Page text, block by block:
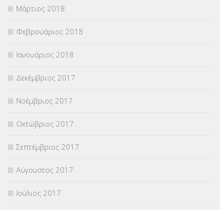
Μάρτιος 2018
Φεβρουάριος 2018
Ιανουάριος 2018
Δεκέμβριος 2017
Νοέμβριος 2017
Οκτώβριος 2017
Σεπτέμβριος 2017
Αύγουστος 2017
Ιούλιος 2017